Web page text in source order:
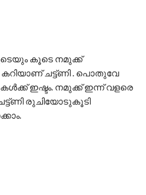
കൂടെ നമുക്ക്
കറിയാണ് ചട്ട്ണി . പൊതുവേ
ഇഷ്ടം. നമുക്ക് ഇന്ന് വളരെ
രുചിയോടുകൂടി